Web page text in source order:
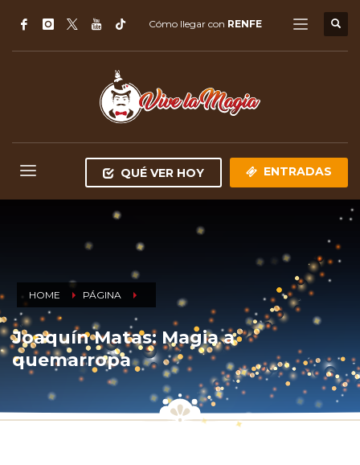
Cómo llegar con RENFE
QUÉ VER HOY ENTRADAS
HOME PÁGINA
Joaquín Matas: Magia a
quemarropa